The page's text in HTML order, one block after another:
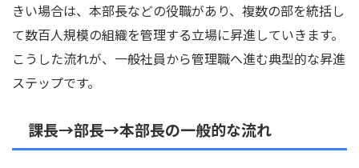
きい場合は、本部長などの役職があり、複数の部を統括し
て数百人規模の組織を管理する立場に昇進していきます。
こうした流れが、一般社員から管理職へ進む典型的な昇進
ステップです。
課長→部長→本部長の一般的な流れ